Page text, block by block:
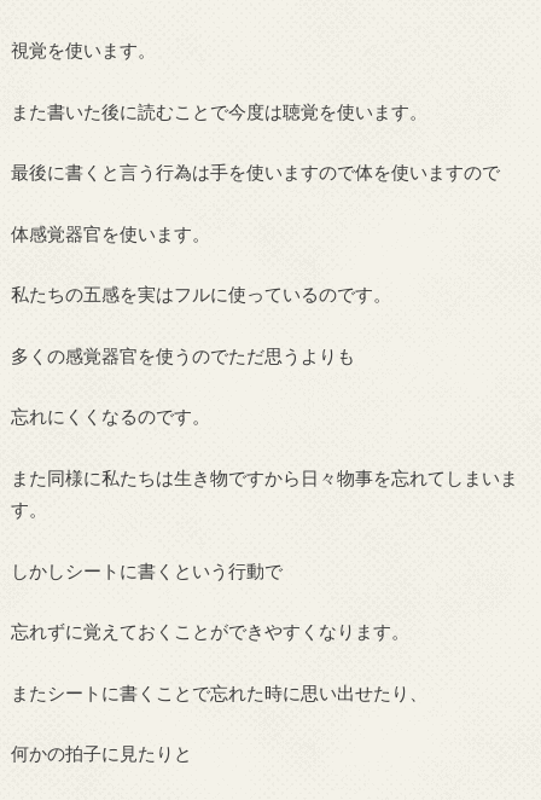
視覚を使います。
また書いた後に読むことで今度は聴覚を使います。
最後に書くと言う行為は手を使いますので体を使いますので
体感覚器官を使います。
私たちの五感を実はフルに使っているのです。
多くの感覚器官を使うのでただ思うよりも
忘れにくくなるのです。
また同様に私たちは生き物ですから日々物事を忘れてしまいま
す。
しかしシートに書くという行動で
忘れずに覚えておくことができやすくなります。
またシートに書くことで忘れた時に思い出せたり、
何かの拍子に見たりと